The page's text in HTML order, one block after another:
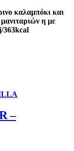
καλαμπόκι και
η με
363kcal
–